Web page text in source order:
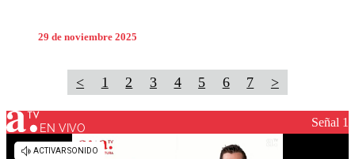
29 de noviembre 2025
< 1 2 3 4 5 6 7 >
EN VIVO Señal 1